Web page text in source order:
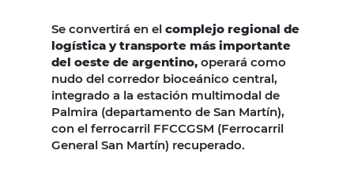
Se convertirá en el complejo regional de
logística y transporte más importante
del oeste de argentino, operará como
nudo del corredor bioceánico central,
integrado a la estación multimodal de
Palmira (departamento de San Martín),
con el ferrocarril FFCCGSM (Ferrocarril
General San Martín) recuperado.